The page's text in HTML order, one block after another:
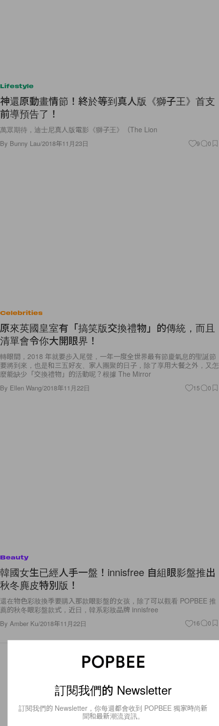
Lifestyle
神還原動畫情節！終於等到真人版《獅子王》首支
前導預告了！
萬眾期待，迪士尼真人版電影《獅子王》（The Lion
By Bunny Lau/2018年11月23日 9 0
Celebrities
原來英國皇室有「搞笑版交換禮物」的傳統，而且
清單會令你大開眼界！
轉眼間，2018 年就要步入尾聲，一年一度全世界最有節慶氣息的聖誕節
要將到來，也是和三五好友、家人團聚的日子，除了享用大餐之外，又怎
麼能缺少「交換禮物」的活動呢？根據 The Mirror
By Ellen Wang/2018年11月22日 15 0
Beauty
韓國女生已經人手一盤！innisfree 自組眼影盤推出
秋冬麂皮特別版！
還在物色彩妝換季要購入那款眼影盤的女孩，除了可以觀看 POPBEE 推
薦的秋冬眼彩盤款式，近日，韓系彩妝品牌 innisfree
By Amber Ku/2018年11月22日 16 0
訂閱我們的 Newsletter
訂閱我們的 Newsletter，你每週都會收到 POPBEE 獨家時尚新
聞和最新潮流資訊。